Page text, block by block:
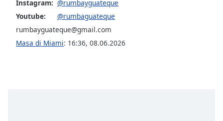
Instagram: @rumbayguateque
Youtube:
@rumbaguateque
rumbayguateque@gmail.com
Masa di Miami: 16:36, 08.06.2026